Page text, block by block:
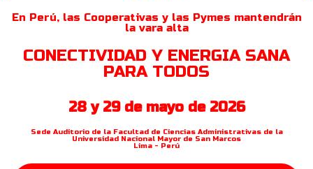
En Perú, las Cooperativas y las Pymes mantendrán
la vara alta
CONECTIVIDAD Y ENERGIA SANA
PARA TODOS
28 y 29 de mayo de 2026
Sede Auditorio de la Facultad de Ciencias Administrativas de la
Universidad Nacional Mayor de San Marcos
Lima - Perú